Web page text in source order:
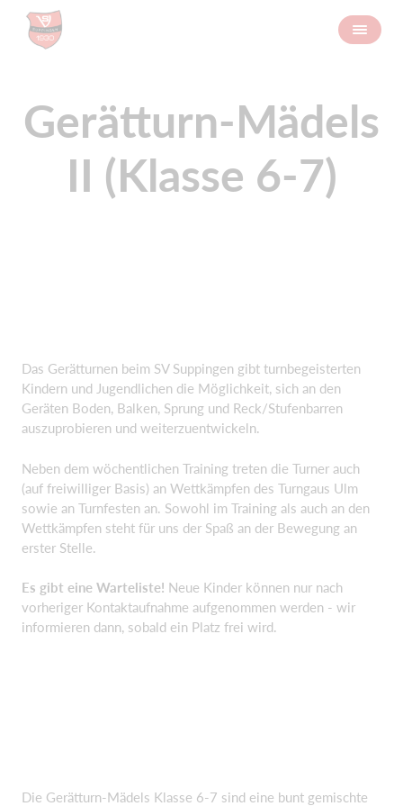
Gerätturn-Mädels
II (Klasse 6-7)
Das Gerätturnen beim SV Suppingen gibt turnbegeisterten
Kindern und Jugendlichen die Möglichkeit, sich an den
Geräten Boden, Balken, Sprung und Reck/Stufenbarren
auszuprobieren und weiterzuentwickeln.
Neben dem wöchentlichen Training treten die Turner auch
(auf freiwilliger Basis) an Wettkämpfen des Turngaus Ulm
sowie an Turnfesten an. Sowohl im Training als auch an den
Wettkämpfen steht für uns der Spaß an der Bewegung an
erster Stelle.
Es gibt eine Warteliste! Neue Kinder können nur nach
vorheriger Kontaktaufnahme aufgenommen werden - wir
informieren dann, sobald ein Platz frei wird.
Die Gerätturn-Mädels Klasse 6-7 sind eine bunt gemischte